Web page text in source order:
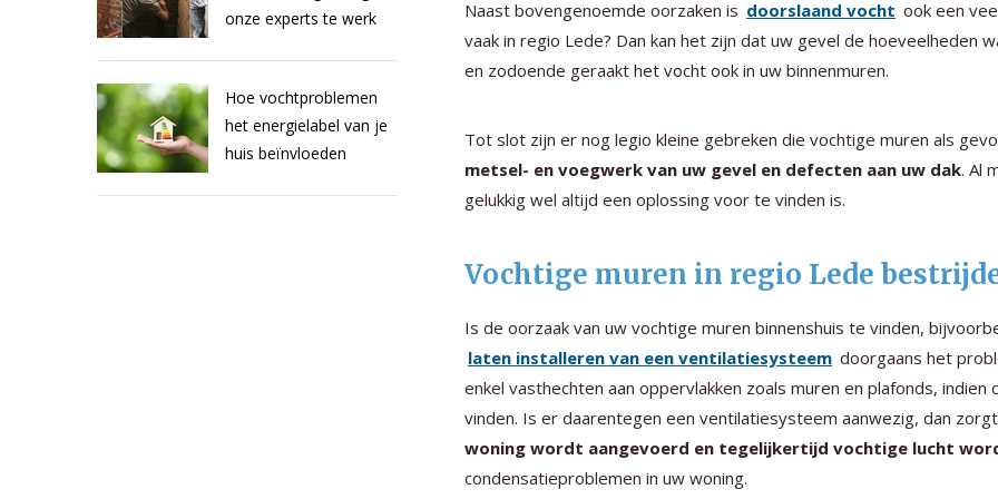
onze experts te werk
Hoe vochtproblemen
het energielabel van je
huis beïnvloeden
Naast bovengenoemde oorzaken is doorslaand vocht ook een
vaak in regio Lede? Dan kan het zijn dat uw gevel de hoeveelheden
en zodoende geraakt het vocht ook in uw binnenmuren.
Tot slot zijn er nog legio kleine gebreken die vochtige muren als
metsel- en voegwerk van uw gevel en defecten aan uw dak. Al
gelukkig wel altijd een oplossing voor te vinden is.
Vochtige muren in regio Lede
Is de oorzaak van uw vochtige muren binnenshuis te vinden,
laten installeren van een ventilatiesysteem doorgaans het
enkel vasthechten aan oppervlakken zoals muren en plafonds,
vinden. Is er daarentegen een ventilatiesysteem aanwezig, dan
woning wordt aangevoerd en tegelijkertijd vochtige lucht
condensatieproblemen in uw woning.